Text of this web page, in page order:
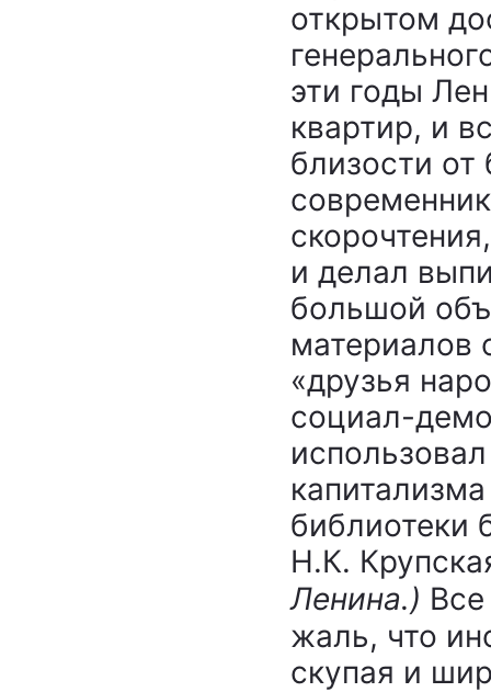
открытом
эти годы
квартир, и
близости от
и делал
большой
материалов
«друзья
социал-
библиотеки
Н.К.
Ленина.)
жаль, что
скупая и